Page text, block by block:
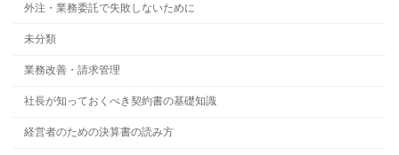
外注・業務委託で失敗しないために
未分類
業務改善・請求管理
社長が知っておくべき契約書の基礎知識
経営者のための決算書の読み方